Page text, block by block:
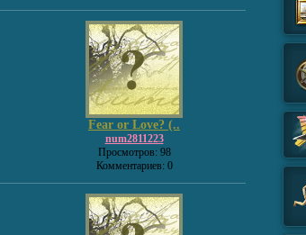
Fear or Love? (..
num2811223
Просмотров: 98
Комментариев: 0